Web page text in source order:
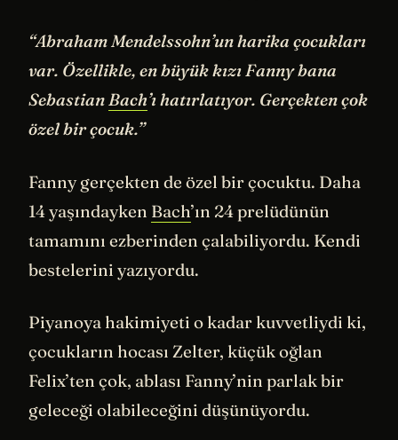
“Abraham Mendelssohn’un harika çocukları
var. Özellikle, en büyük kızı Fanny bana
SebastianBach’ı hatırlatıyor. Gerçekten çok
özel bir çocuk.”
Fanny gerçekten de özel bir çocuktu. Daha
14 yaşındayken Bach’ın 24 prelüdünün
tamamını ezberinden çalabiliyordu. Kendi
bestelerini yazıyordu.
Piyanoya hakimiyeti o kadar kuvvetliydi ki,
çocukların hocası Zelter, küçük oğlan
Felix’ten çok, ablası Fanny’nin parlak bir
geleceği olabileceğini düşünüyordu.